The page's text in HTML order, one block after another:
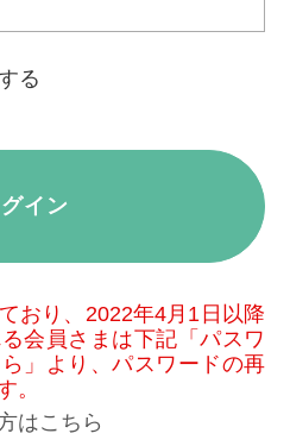
る
イン
おり、2022年4月1日以降
会員さまは下記「パスワ
」より、パスワードの再
。
はこちら